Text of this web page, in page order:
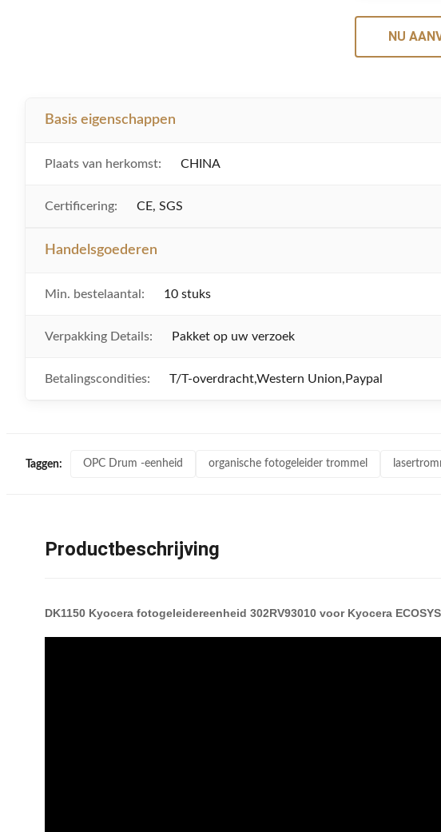
NU
Basis eigenschappen
Plaats van herkomst: CHINA
Certificering: CE, SGS
Handelsgoederen
Min. bestelaantal: 10 stuks
Verpakking Details: Pakket op uw verzoek
Betalingscondities: T/T-overdracht,Western Union,Paypal
Taggen: OPC Drum -eenheid organische fotogeleider trommel
Productbeschrijving
DK1150 Kyocera fotogeleidereenheid 302RV93010 voor Kyocera